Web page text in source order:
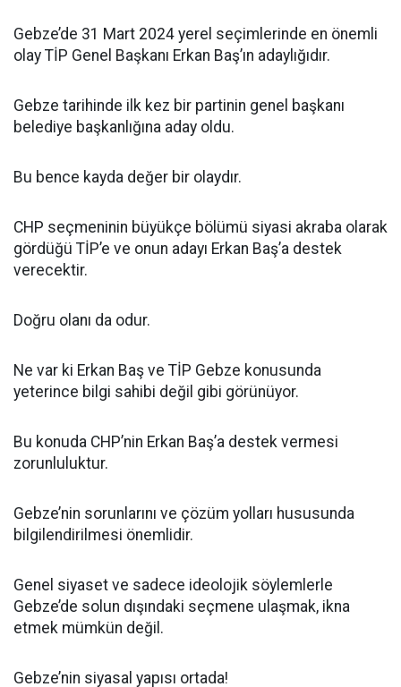
Gebze’de 31 Mart 2024 yerel seçimlerinde en önemli
olay TİP Genel Başkanı Erkan Baş’ın adaylığıdır.
Gebze tarihinde ilk kez bir partinin genel başkanı
belediye başkanlığına aday oldu.
Bu bence kayda değer bir olaydır.
CHP seçmeninin büyükçe bölümü siyasi akraba olarak
gördüğü TİP’e ve onun adayı Erkan Baş’a destek
verecektir.
Doğru olanı da odur.
Ne var ki Erkan Baş ve TİP Gebze konusunda
yeterince bilgi sahibi değil gibi görünüyor.
Bu konuda CHP’nin Erkan Baş’a destek vermesi
zorunluluktur.
Gebze’nin sorunlarını ve çözüm yolları hususunda
bilgilendirilmesi önemlidir.
Genel siyaset ve sadece ideolojik söylemlerle
Gebze’de solun dışındaki seçmene ulaşmak, ikna
etmek mümkün değil.
Gebze’nin siyasal yapısı ortada!